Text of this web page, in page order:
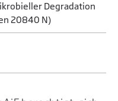
Degradation
20840 N)